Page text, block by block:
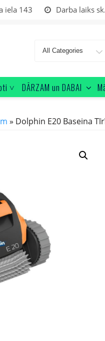
iela 143 Darba laiks
Search
˅ DĀRZAM un DABAI
» Dolphin E20 Baseina